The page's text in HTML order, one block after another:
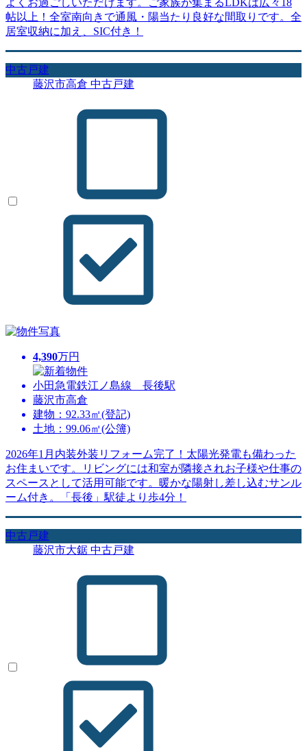
帖以上！全室南向きで通風・陽当たり良好な間取りです。全
居室収納に加え、SIC付き！
中古戸建
藤沢市高倉 中古戸建
4,390万円
小田急電鉄江ノ島線 長後駅
藤沢市高倉
建物：92.33㎡(登記)
土地：99.06㎡(公簿)
2026年1月内装外装リフォーム完了！太陽光発電も備わった
お住まいです。リビングには和室が隣接されお子様や仕事の
スペースとして活用可能です。暖かな陽射し差し込むサンル
ーム付き。「長後」駅徒より歩4分！
中古戸建
藤沢市大鋸 中古戸建